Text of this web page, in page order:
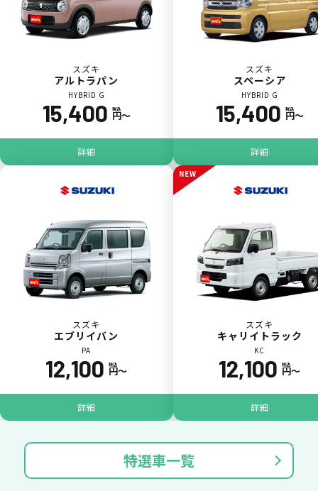
ポイントが貯まる
カーリース料金をカードで支払えるので、ポ
イントが貯まります。
5
ジョイカル たすカッター3
スズキ
アルトラパン
HYBRID G
15,400 税込
円〜
詳細
スズキ
スペーシア
HYBRID G
15,400 税込
円〜
詳細
スズキ
エブリイバン
PA
12,100 税込
円〜
詳細
NEW
スズキ
キャリイトラック
KC
12,100 税込
円〜
詳細
特選車一覧